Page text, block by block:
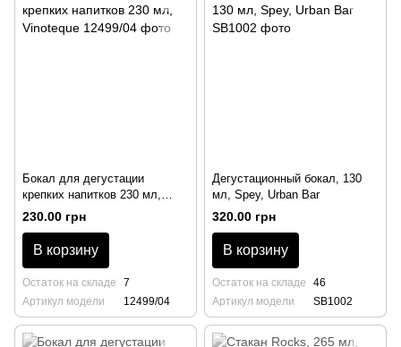
Бокал для дегустации
крепких напитков 230 мл,
Vinoteque
230.00 грн
В корзину
Остаток на складе
7
Артикул модели
12499/04
Дегустационный бокал, 130
мл, Spey, Urban Bar
320.00 грн
В корзину
Остаток на складе
46
Артикул модели
SB1002